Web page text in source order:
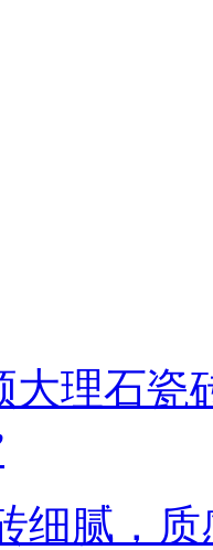
大理石瓷
细腻，质